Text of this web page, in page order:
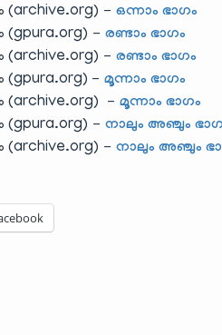
–ഒന്നാം ഭാഗം
–രണ്ടാം ഭാഗം
–രണ്ടാം ഭാഗം
–മൂന്നാം ഭാഗം
–മൂന്നാം ഭാഗം
–നാലും അഞ്ചും
–നാലും അഞ്ചും